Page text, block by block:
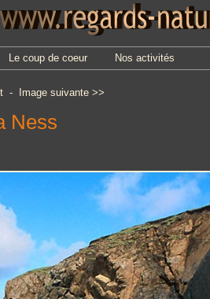
Le coup de coeur Nos activités
- Image suivante>>
Ness